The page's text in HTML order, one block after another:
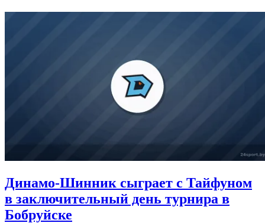
Динамо-Шинник сыграет с Тайфуном
в заключительный день турнира в
Бобруйске